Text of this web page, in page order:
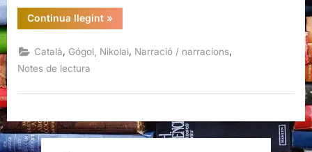
Continua llegint“La
nit
Nadal,
Nikolai
l’Albí”
»
Català, Gógol, Nikolai, Narració / narracions,
Notes de lectura